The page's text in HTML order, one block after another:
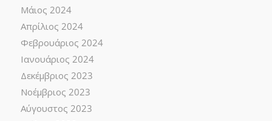
Μάιος 2024
Απρίλιος 2024
Φεβρουάριος 2024
Ιανουάριος 2024
Δεκέμβριος 2023
Νοέμβριος 2023
Αύγουστος 2023